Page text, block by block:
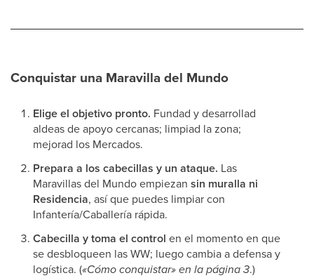
Conquistar una Maravilla del Mundo
Elige el objetivo pronto. Fundad y desarrollad
aldeas de apoyo cercanas; limpiad la zona;
mejorad los Mercados.
Prepara a los cabecillas y un ataque. Las
Maravillas del Mundo empiezan sin muralla ni
Residencia, así que puedes limpiar con
Infantería/Caballería rápida.
Cabecilla y toma el control en el momento en que
se desbloqueen las WW; luego cambia a defensa y
logística. («Cómo conquistar» en la página 3.)